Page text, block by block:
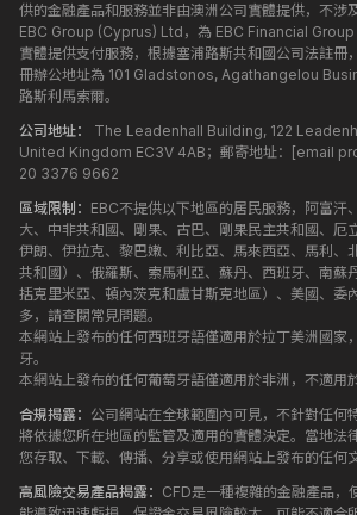
供的金融產品和服務並非由澳洲公司實體提供，不涉
EBC Group (Cyprus) Ltd，為 EBC Financial Group
實體提供支付服務，根據塞浦路斯共和國公司法註
冊辦公地址為 101 Gladstonos, Agathangelou
路斯利馬索爾。
公司地址： The Leadenhall Building, 122
United Kingdom EC3V 4AB；郵寄地址：
[email
20 3376 9662
區域限制： EBC不提供以下地區的居民服務，阿富汗
大、中非共和國、剛果、古巴、剛果民主共和國、厄
伊朗、伊拉克、黎巴嫩、利比亞、馬來西亞、馬利、
共和國）、俄羅斯、索馬利亞、蘇丹、西班牙、南蘇
括克里米亞、頓內茨克和盧甘斯克地區）、美國、委
多，請查閱常見問題。
本網站上發布的任何西班牙語僅適用於拉丁美洲國家
牙。
本網站上發布的任何葡萄牙語僅適用於非洲，不適用
合規揭露： 公司網站在全球範圍內可見，不針對任何
將依據您所在地區的監管及適用的實體決定。當地法
您存取、下載、傳播、分享或使用網站上發布的任何
高風險交易產品揭露： CFD是一種複雜的金融產品，